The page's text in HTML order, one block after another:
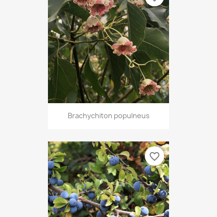
Brachychiton populneus
favorite_border